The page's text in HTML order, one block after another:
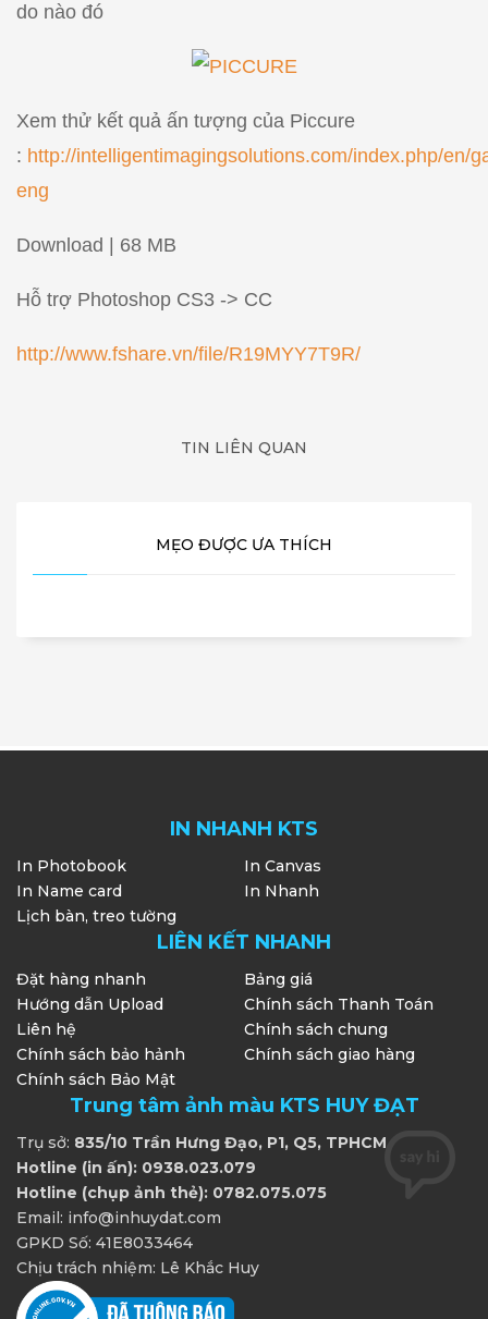
do nào đó
Xem thử kết quả ấn tượng của Piccure
: http://intelligentimagingsolutions.com/index.php/en/
eng
Download | 68 MB
Hỗ trợ Photoshop CS3 -> CC
http://www.fshare.vn/file/R19MYY7T9R/
TIN LIÊN QUAN
MẸO ĐƯỢC ƯA THÍCH
IN NHANH KTS
In Photobook
In Canvas
In Name card
In Nhanh
Lịch bàn, treo tường
LIÊN KẾT NHANH
Đặt hàng nhanh
Bảng giá
Hướng dẫn Upload
Chính sách Thanh Toán
Liên hệ
Chính sách chung
Chính sách bảo hảnh
Chính sách giao hàng
Chính sách Bảo Mật
Trung tâm ảnh màu KTS HUY ĐẠT
Trụ sở: 835/10 Trần Hưng Đạo, P1, Q5, TPHCM
Hotline (in ấn): 0938.023.079
Hotline (chụp ảnh thẻ): 0782.075.075
Email: info@inhuydat.com
GPKD Số: 41E8033464
Chịu trách nhiệm: Lê Khắc Huy